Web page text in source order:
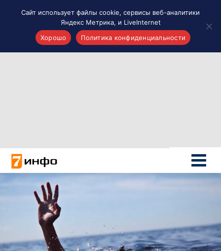
Новости России
Политика
Новости мира
Все материалы 7инфо
О НАС
ПОИСК ПО САЙТУ
Сайт использует файлы cookie, сервисы веб-аналитики
Яндекс Метрика, и LiveInternet
Хорошо
Политика конфиденциальности